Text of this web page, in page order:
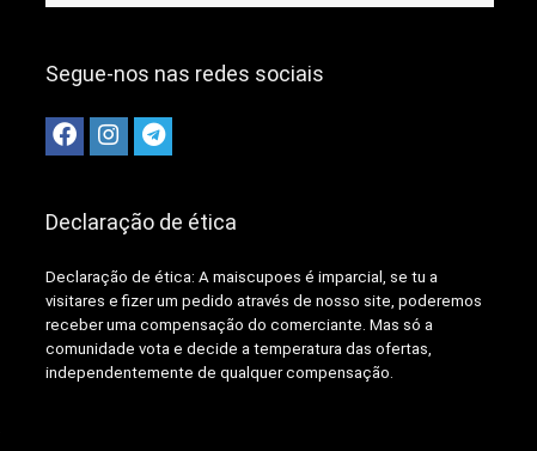
Segue-nos nas redes sociais
Declaração de ética
Declaração de ética: Amaiscupoes é imparcial, se tu a
visitares e fizer um pedido através de nosso site, poderemos
receber uma compensação do comerciante. Mas só a
comunidade vota e decide a temperatura das ofertas,
independentemente de qualquer compensação.